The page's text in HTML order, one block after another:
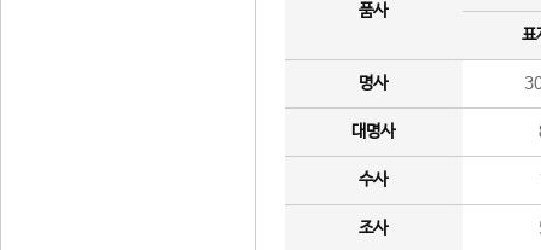
품사
표
명사
대명사
수사
조사